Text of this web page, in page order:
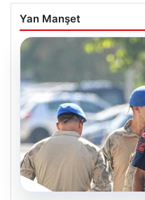
Yan Manşet